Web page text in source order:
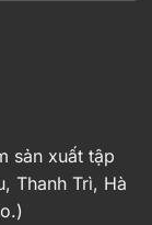
sản xuất tập
Thanh Trì, Hà